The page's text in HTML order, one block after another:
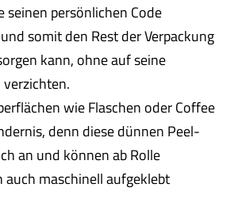
seinen persönlichen Code
somit den Rest der Verpackung
kann, ohne auf seine
wie Flaschen oder Coffee
denn diese dünnen Peel-
an und können ab Rolle
maschinell aufgeklebt